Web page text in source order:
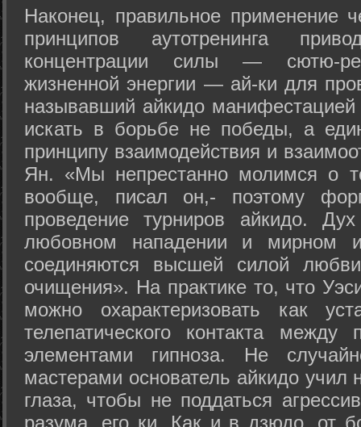
Наконец, правильное применение
принципов аутотренинга
концентрации силы — сютю-
жизненной энергии — ай-ки для
называвший айкидо
искать в борьбе не победы, а
принципу взаимодействия и
Ян. «Мы непрестанно молимся о
вообще, писал он,- поэтому
проведение турниров айкидо.
любовном нападении и мирном
соединяются высшей силой
очищения». На практике то, что
можно охарактеризовать как
телепатического контакта между
элементами гипноза. Не
мастерами основатель айкидо учил
глаза, чтобы не поддаться
разума, его ки. Как и в дзюдо, от